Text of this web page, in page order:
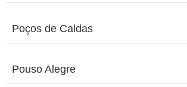
Poços de Caldas
Pouso Alegre